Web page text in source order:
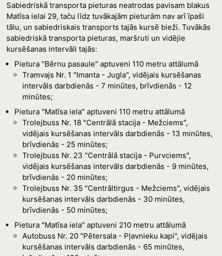
Sabiedriskā transporta pieturas neatrodas pavisam blakus
Matīsa ielai 29, taču līdz tuvākajām pieturām nav arī īpaši
tālu, un sabiedriskais transports tajās kursē bieži. Tuvākās
sabiedriskā transporta pieturas, maršruti un vidējie
kursēšanas intervāli tajās:
Pietura "Bērnu pasaule" aptuveni 110 metru attālumā
Tramvajs Nr. 1 "Imanta - Jugla", vidējais kursēšanas
intervāls darbdienās - 7 minūtes, brīvdienās - 12
minūtes;
Pietura "Matīsa iela" aptuveni 110 metru attālumā
Trolejbuss Nr. 18 "Centrālā stacija - Mežciems",
vidējais kursēšanas intervāls darbdienās - 13 minūtes,
brīvdienās - 25 minūtes;
Trolejbuss Nr. 23 "Centrālā stacija - Purvciems",
vidējais kursēšanas intervāls darbdienās - 9 minūtes,
brīvdienās - 20 minūtes;
Trolejbuss Nr. 35 "Centrāltirgus - Mežciems", vidējais
kursēšanas intervāls darbdienās - 30 minūtes,
brīvdienās - 50 minūtes;
Pietura "Matīsa iela" aptuveni 210 metru attālumā
Autobuss Nr. 20 "Pētersala - Pļavnieku kapi", vidējais
kursēšanas intervāls darbdienās - 65 minūtes,